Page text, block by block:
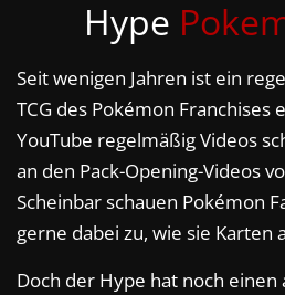
Hype
Seit wenigen Jahren ist ein
TCG des Pokémon Franchises
YouTube regelmäßig Videos
an den Pack-Opening-Videos
Scheinbar schauen Pokémon
gerne dabei zu, wie sie Karten
Doch der Hype hat noch